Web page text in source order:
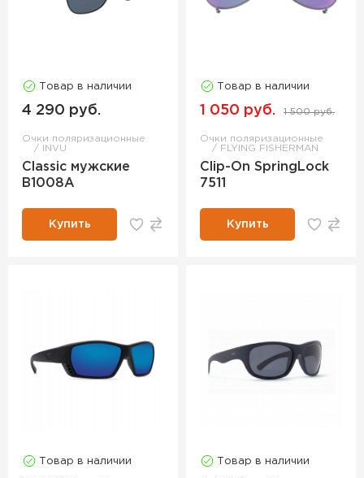
Товар в наличии
4 290 руб.
Очки поляризационные
INVU
Classic мужские
B1008A
Купить
Товар в наличии
1 050 руб. 1 500 руб.
Очки поляризационные
FLYING FISHERMAN
Clip-On SpringLock
7511
Купить
Товар в наличии Товар в наличии